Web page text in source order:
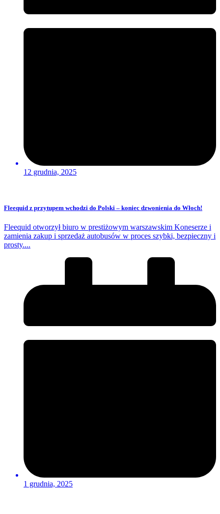
12 grudnia, 2025
Fleequid z przytupem wchodzi do Polski – koniec dzwonienia do Włoch!
Fleequid otworzył biuro w prestiżowym warszawskim Koneserze i
zamienia zakup i sprzedaż autobusów w proces szybki, bezpieczny i
prosty....
1 grudnia, 2025